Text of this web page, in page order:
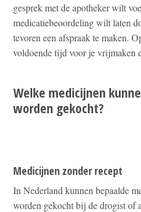
gesprek met de apotheker wilt
medicatiebeoordeling wilt laten
tevoren een afspraak te maken.
voldoende tijd voor je vrijmaken
Welke medicijnen
worden gekocht?
Medicijnen zonder recept
In Nederland kunnen bepaalde
worden gekocht bij de drogist of